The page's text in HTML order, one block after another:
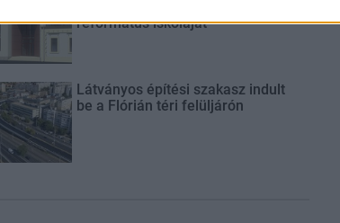
református iskoláját
Látványos építési szakasz indult
be a Flórián téri felüljárón